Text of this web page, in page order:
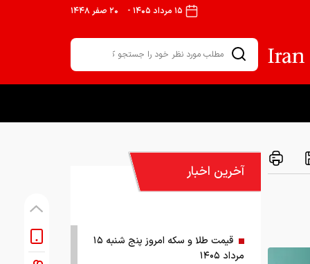
۱۵ مرداد ۱۴۰۵ - ۲۰ صفر ۱۴۴۸
آخرین اخبار
قیمت طلا و سکه امروز پنج شنبه ۱۵
مرداد ۱۴۰۵